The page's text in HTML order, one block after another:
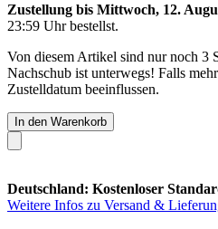
Zustellung bis Mittwoch, 12.
23:59 Uhrbestellst.
Von diesem Artikel sind nur noch 3
Nachschub ist unterwegs! Falls
Zustelldatum beeinflussen.
In den Warenkorb
Deutschland: Kostenloser
Weitere Infos zu Versand &